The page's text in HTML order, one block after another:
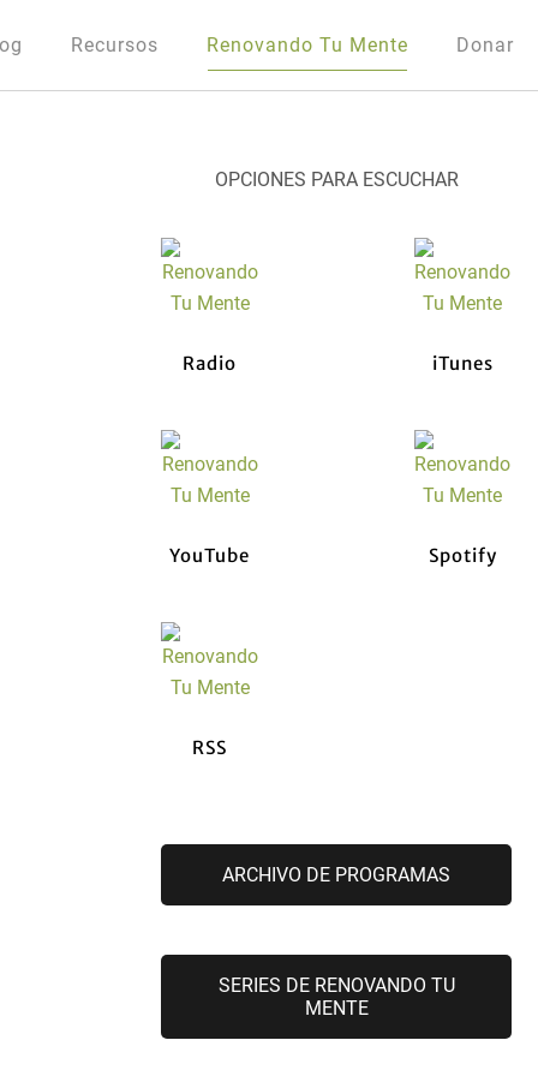
Recursos Renovando Tu Mente Donar
OPCIONES PARA ESCUCHAR
Radio iTunes
YouTube Spotify
RSS
ARCHIVO DE PROGRAMAS
SERIES DE RENOVANDO TU
MENTE